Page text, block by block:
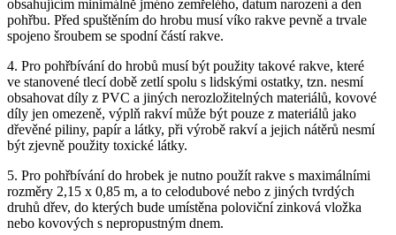
obsahujícím minimálně jméno zemřelého, datum narození a den
pohřbu. Před spuštěním do hrobu musí víko rakve pevně a trvale
spojeno šroubem se spodní částí rakve.
4. Pro pohřbívání do hrobů musí být použity takové rakve, které
ve stanovené tlecí době zetlí spolu s lidskými ostatky, tzn. nesmí
obsahovat díly z PVC a jiných nerozložitelných materiálů, kovové
díly jen omezeně, výplň rakví může být pouze z materiálů jako
dřevěné piliny, papír a látky, při výrobě rakví a jejich nátěrů nesmí
být zjevně použity toxické látky.
5. Pro pohřbívání do hrobek je nutno použít rakve s maximálními
rozměry 2,15 x 0,85 m, a to celodubové nebo z jiných tvrdých
druhů dřev, do kterých bude umístěna poloviční zinková vložka
nebo kovových s nepropustným dnem.